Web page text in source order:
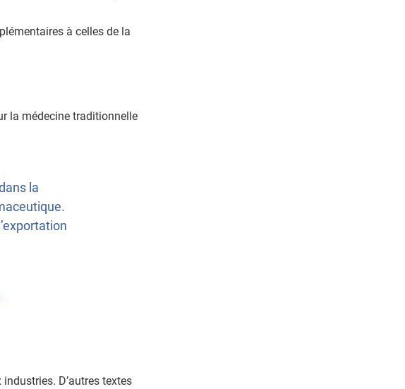
à celles de la
la médecine traditionnelle
la
D’autres textes